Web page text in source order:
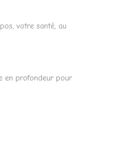
votre santé, au
en profondeur pour